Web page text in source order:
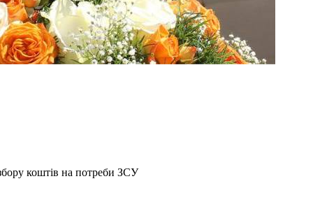
коштів на потреби ЗСУ